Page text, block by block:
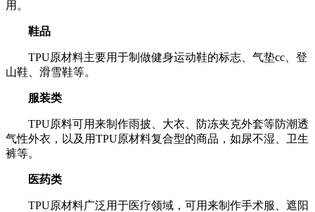
用。
鞋品
TPU原材料主要用于制做健身运动鞋的标志、气垫cc、登
山鞋、滑雪鞋等。
服装类
TPU原料可用来制作雨披、大衣、防冻夹克外套等防潮透
气性外衣，以及用TPU原材料复合型的商品，如尿不湿、卫生
裤等。
医药类
TPU原材料广泛用于医疗领域，可用来制作手术服、遮阳